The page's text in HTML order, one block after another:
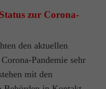
zur Corona-
den aktuellen
Pandemie sehr
mit den